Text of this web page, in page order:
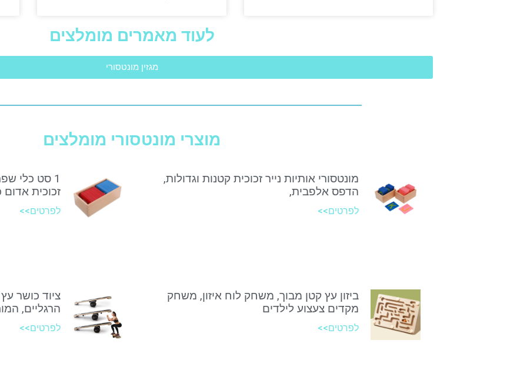
לעוד מאמרים מומלצים
מגזין מונטסורי
מוצרי מונטסורי מומלצים
מונטסורי אותיות נייר זכוכית קטנות וגדולות,
הדפס אלפבית,
לפרטים>>
1 סט כלי
זכוכית אדום
לפרטים>>
ביזון עץ קטן מבוך, משחק לוח איזון, משחק
מקדים צעצוע לילדים
לפרטים>>
ציוד כושר
הרגליים,
לפרטים>>